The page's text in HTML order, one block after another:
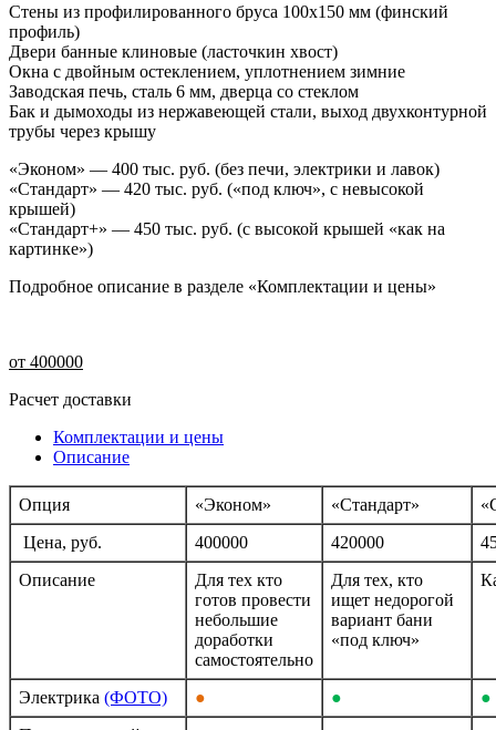
Стены из профилированного бруса 100х150 мм (финский
профиль)
Двери банные клиновые (ласточкин хвост)
Окна с двойным остеклением, уплотнением зимние
Заводская печь, сталь 6 мм, дверца со стеклом
Бак и дымоходы из нержавеющей стали, выход двухконтурной
трубы через крышу
«Эконом» — 400 тыс. руб. (без печи, электрики и лавок)
«Стандарт» — 420 тыс. руб. («под ключ», с невысокой
крышей)
«Стандарт+» — 450 тыс. руб. (с высокой крышей «как на
картинке»)
Подробное описание в разделе «Комплектации и цены»
от 400000
Расчет доставки
Комплектации и цены
Описание
Опция «Эконом» «Стандарт»
Цена, руб.
400000 420000
Описание
Для тех кто
готов провести
небольшие
доработки
самостоятельно
Для тех, кто
ищет недорогой
вариант бани
«под ключ»
Электрика (ФОТО) ● ●
●